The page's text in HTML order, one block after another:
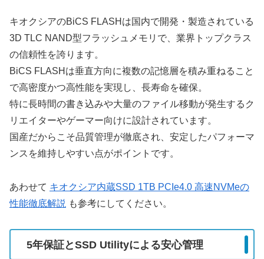
キオクシアのBiCS FLASHは国内で開発・製造されている
3D TLC NAND型フラッシュメモリで、業界トップクラス
の信頼性を誇ります。
BiCS FLASHは垂直方向に複数の記憶層を積み重ねること
で高密度かつ高性能を実現し、長寿命を確保。
特に長時間の書き込みや大量のファイル移動が発生するク
リエイターやゲーマー向けに設計されています。
国産だからこそ品質管理が徹底され、安定したパフォーマ
ンスを維持しやすい点がポイントです。
あわせて キオクシア内蔵SSD 1TB PCIe4.0 高速NVMeの
性能徹底解説 も参考にしてください。
5年保証とSSD Utilityによる安心管理